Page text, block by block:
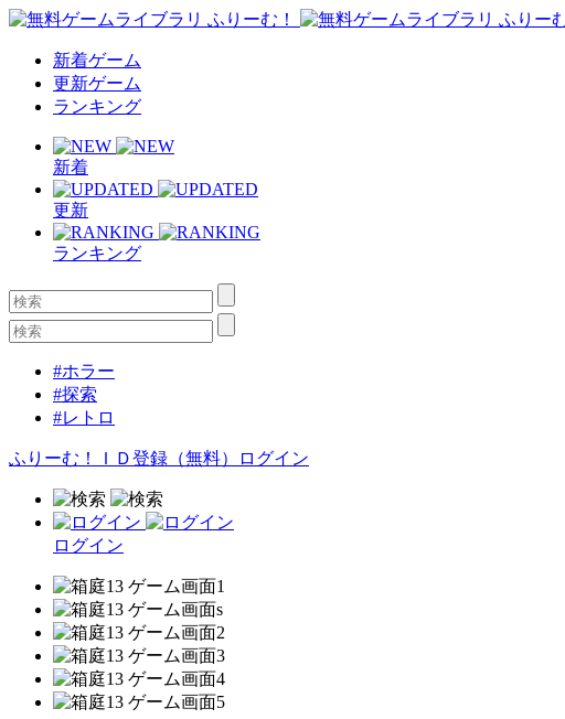
新着ゲーム
更新ゲーム
ランキング
新着
更新
ランキング
#ホラー
#探索
#レトロ
ふりーむ！ＩＤ登録（無料） ログイン
ログイン